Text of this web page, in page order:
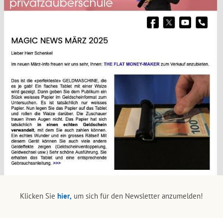
Klicken Sie hier, um sich für den Newsletter anzumelden!